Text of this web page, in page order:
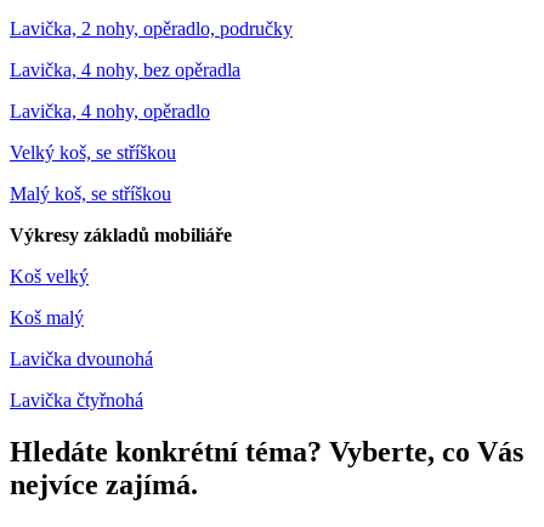
Lavička, 2 nohy, opěradlo, područky
Lavička, 4 nohy, bez opěradla
Lavička, 4 nohy, opěradlo
Velký koš, se stříškou
Malý koš, se stříškou
Výkresy základů mobiliáře
Koš velký
Koš malý
Lavička dvounohá
Lavička čtyřnohá
Hledáte konkrétní téma? Vyberte, co Vás
nejvíce zajímá.